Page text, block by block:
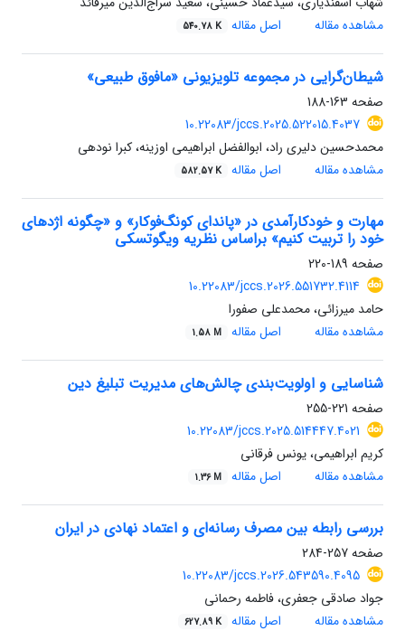
مشاهده مقاله
اصل مقاله 540.78 K
شیطان‌گرایی در مجموعه تلویزیونی «مافوق طبیعی»
صفحه 163-188
10.22083/jccs.2025.522015.4037
محمدحسین دلیری راد، ابوالفضل ابراهیمی اوزینه، کبرا نودهی
مشاهده مقاله
اصل مقاله 582.57 K
مهارت و خودکارآمدی در «پاندای کونگ‌فوکار» و «چگونه اژدهای
خود را تربیت کنیم» براساس نظریه ویگوتسکی
صفحه 189-220
10.22083/jccs.2026.551732.4114
حامد میرزائی، محمدعلی صفورا
مشاهده مقاله
اصل مقاله 1.58 M
شناسایی و اولویت‌بندی چالش‌های مدیریت تبلیغ دین
صفحه 221-255
10.22083/jccs.2025.514447.4021
کریم ابراهیمی، یونس فرقانی
مشاهده مقاله
اصل مقاله 1.36 M
بررسی رابطه بین مصرف رسانه‌ای و اعتماد نهادی در ایران
صفحه257-284
10.22083/jccs.2026.543590.4095
جواد صادقی جعفری، فاطمه رحمانی
مشاهده مقاله
اصل مقاله 627.89 K